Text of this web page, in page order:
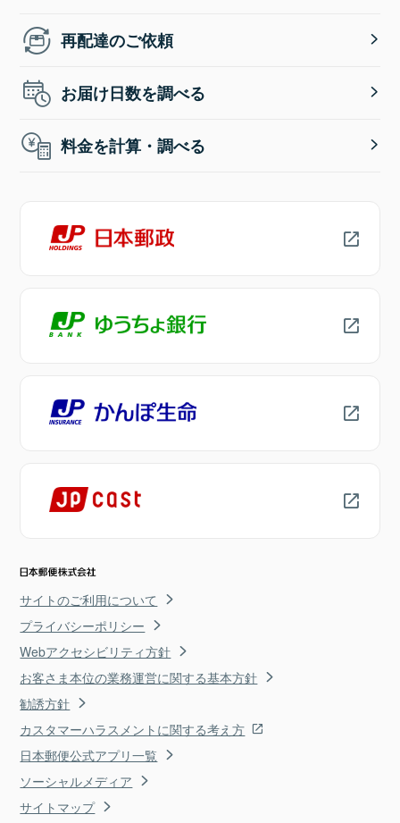
再配達のご依頼
お届け日数を調べる
料金を計算・調べる
サイトのご利用について
プライバシーポリシー
Webアクセシビリティ方針
お客さま本位の業務運営に関する基本方針
勧誘方針
カスタマーハラスメントに関する考え方
日本郵便公式アプリ一覧
ソーシャルメディア
サイトマップ